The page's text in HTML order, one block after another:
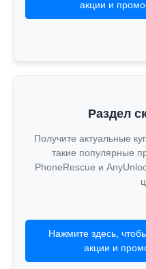
акции и
Раздел
Получите актуальные
такие популярные
PhoneRescue и
Нажмите здесь,
акции и